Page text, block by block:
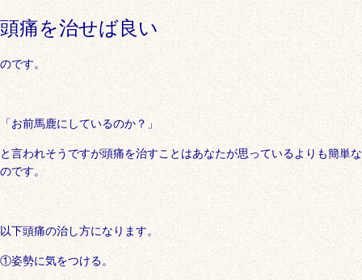
頭痛を治せば良い
のです。
「お前馬鹿にしているのか？」
と言われそうですが頭痛を治すことはあなたが思っているよりも簡単な
のです。
以下頭痛の治し方になります。
①姿勢に気をつける。